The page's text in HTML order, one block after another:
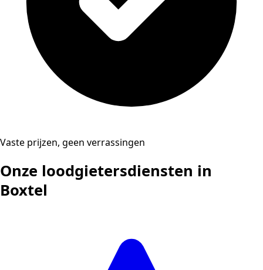
Vaste prijzen, geen verrassingen
Onze loodgietersdiensten in
Boxtel